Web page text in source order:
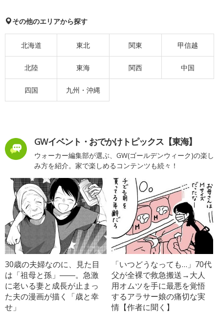
その他のエリアから探す
北海道 東北 関東 甲信越
北陸 東海 関西 中国
四国 九州・沖縄
GWイベント・おでかけトピックス【東海】
ウォーカー編集部が選ぶ、GW(ゴールデンウィーク)の楽し
み方を紹介。家で楽しめるコンテンツも続々！
30歳の夫婦なのに、見た目
は「祖母と孫」――。急激
に老いる妻と成長が止まっ
た夫の漫画が描く「歳と幸
せ」
「いつどうなっても…」70代
父が全裸で救急搬送→大人
用オムツを手に最悪を覚悟
するアラサー娘の痛切な実
情【作者に聞く】